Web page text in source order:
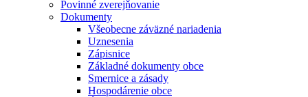
Povinné zverejňovanie
Dokumenty
Všeobecne záväzné nariadenia
Uznesenia
Zápisnice
Základné dokumenty obce
Smernice a zásady
Hospodárenie obce